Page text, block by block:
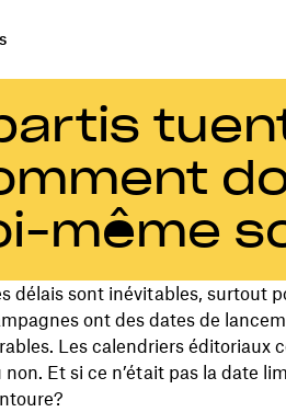
même
délais sont inévitables, surtout
ont des dates de
Les calendriers éditoriaux
non. Et si ce n’était pas la date